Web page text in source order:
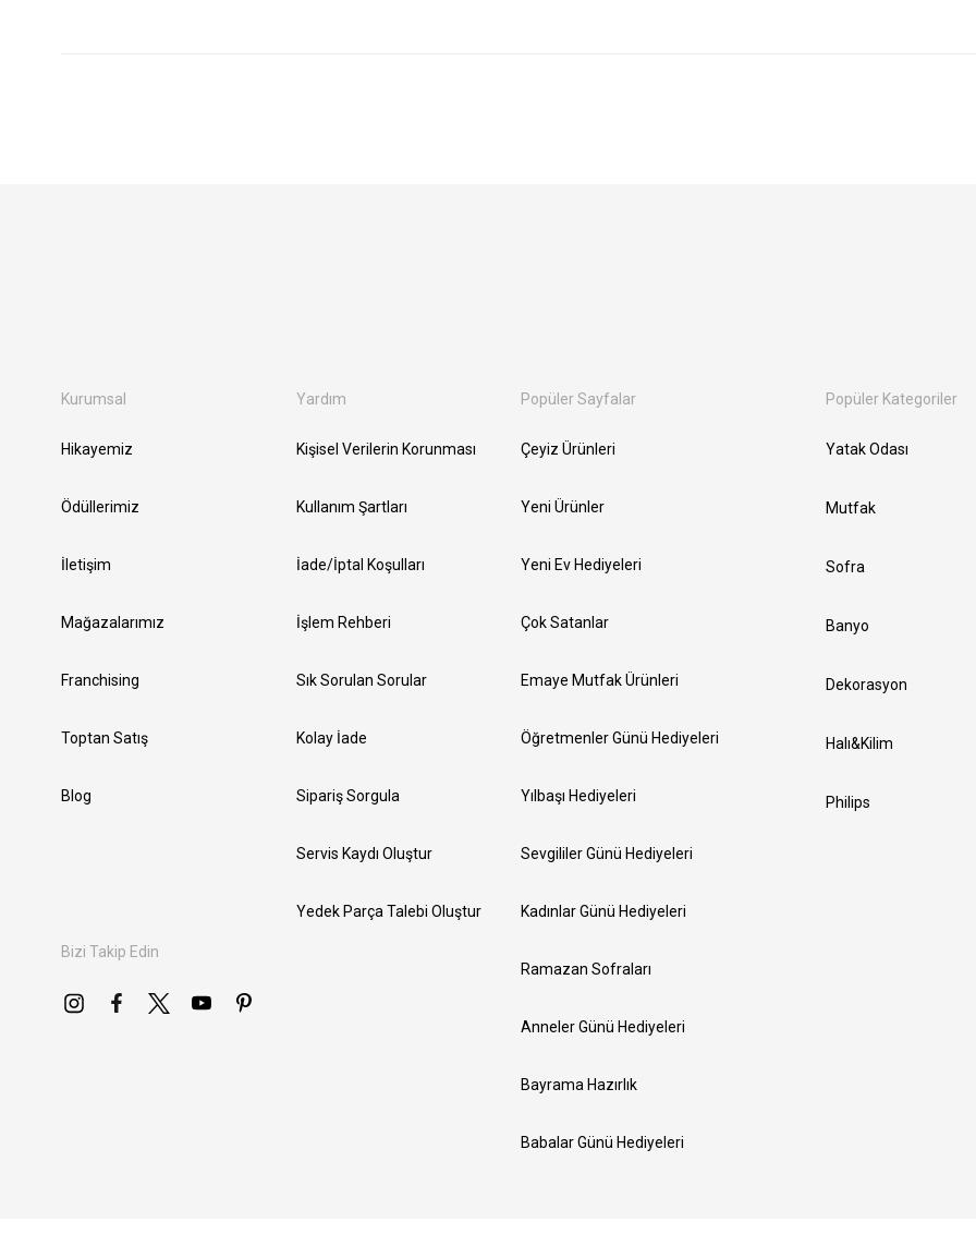
Kurumsal
Hikayemiz
Ödüllerimiz
İletişim
Mağazalarımız
Franchising
Toptan Satış
Blog
Bizi Takip Edin
Yardım
Kişisel Verilerin Korunması
Kullanım Şartları
İade/İptal Koşulları
İşlem Rehberi
Sık Sorulan Sorular
Kolay İade
Sipariş Sorgula
Servis Kaydı Oluştur
Yedek Parça Talebi Oluştur
Popüler Sayfalar
Çeyiz Ürünleri
Yeni Ürünler
Yeni Ev Hediyeleri
Çok Satanlar
Emaye Mutfak Ürünleri
Öğretmenler Günü Hediyeleri
Yılbaşı Hediyeleri
Sevgililer Günü Hediyeleri
Kadınlar Günü Hediyeleri
Ramazan Sofraları
Anneler Günü Hediyeleri
Bayrama Hazırlık
Babalar Günü Hediyeleri
Popüler Kategoriler
Yatak Odası
Mutfak
Sofra
Banyo
Dekorasyon
Halı&Kilim
Philips